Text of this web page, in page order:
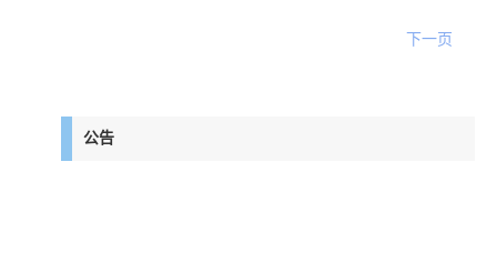
下一页
公告